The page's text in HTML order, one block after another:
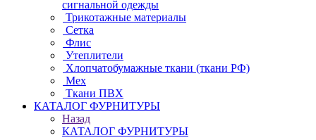
сигнальной одежды
Трикотажные материалы
Сетка
Флис
Утеплители
Хлопчатобумажные ткани (ткани РФ)
Мех
Ткани ПВХ
КАТАЛОГ ФУРНИТУРЫ
Назад
КАТАЛОГ ФУРНИТУРЫ